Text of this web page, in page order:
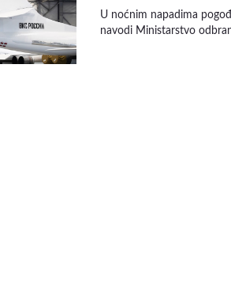
U noćnim napadima
navodi Ministarstvo